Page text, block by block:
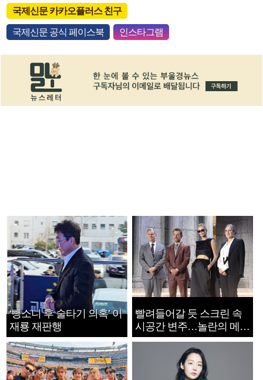
국제신문 카카오플러스 친구
국제신문 공식 페이스북 인스타그램
‘뺑소니 후 술타기 의혹’ 이
재룡 재판행
빨려들어갈 듯 스크린 속
시공간 변주…놀란의 메시
지는 ‘전쟁 속죄’